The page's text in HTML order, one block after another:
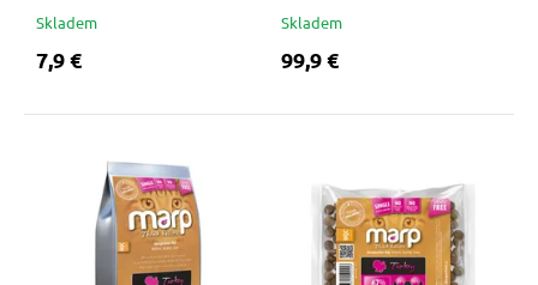
Skladem
7,9 €
Skladem
99,9 €